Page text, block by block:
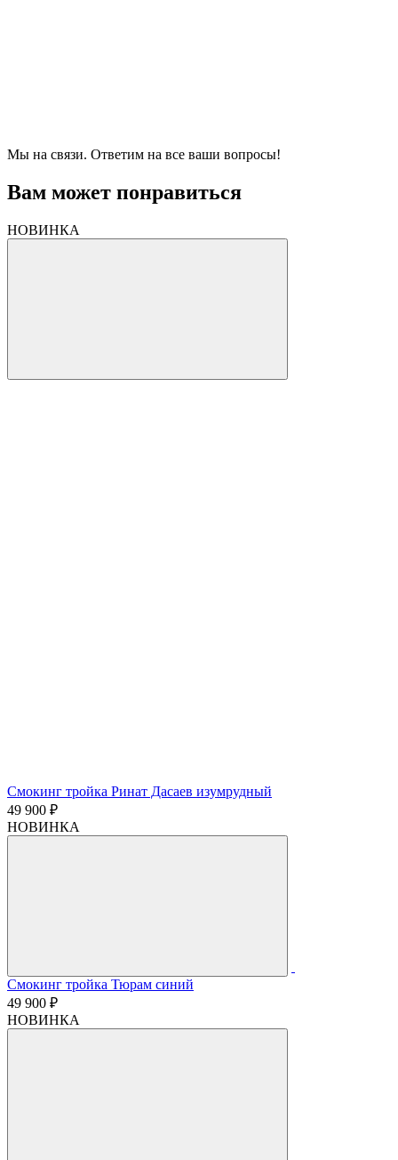
Мы на связи. Ответим на все ваши вопросы!
Вам может понравиться
НОВИНКА
Смокинг тройка Ринат Дасаев изумрудный
49 900 ₽
НОВИНКА
Смокинг тройка Тюрам синий
49 900 ₽
НОВИНКА